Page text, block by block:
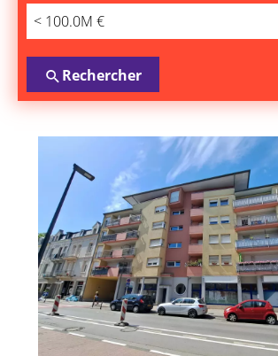
< 100.0M €
Rechercher